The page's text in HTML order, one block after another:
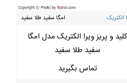
الکتریک امگا سفید طلا سفید
کلید و پریز ویرا الکتریک مدل امگا
سفید طلا سفید